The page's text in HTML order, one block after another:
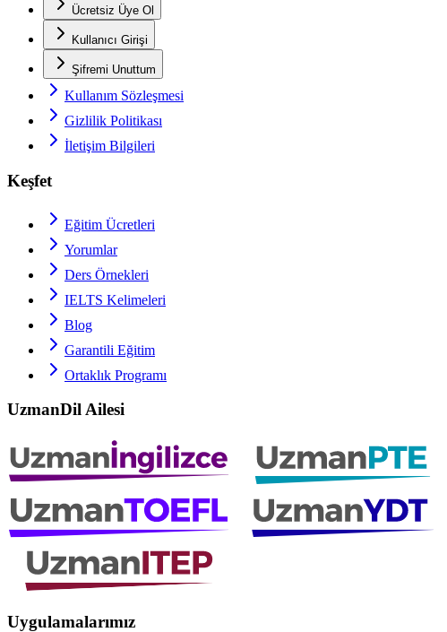
Ücretsiz Üye Ol
Kullanıcı Girişi
Şifremi Unuttum
Kullanım Sözleşmesi
Gizlilik Politikası
İletişim Bilgileri
Keşfet
Eğitim Ücretleri
Yorumlar
Ders Örnekleri
IELTS Kelimeleri
Blog
Garantili Eğitim
Ortaklık Programı
UzmanDil Ailesi
Uygulamalarımız